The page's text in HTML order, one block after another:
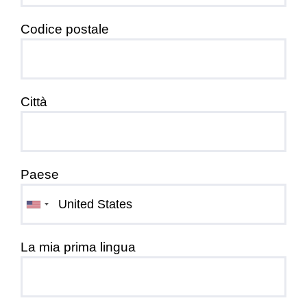
Codice postale
Città
Paese
La mia prima lingua